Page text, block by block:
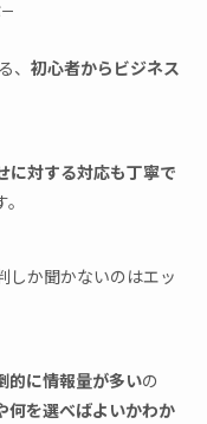
、 初心者からビジネス
に対する対応も丁寧で
しか聞かないのはエッ
的に情報量が多いの
何を選べばよいかわか